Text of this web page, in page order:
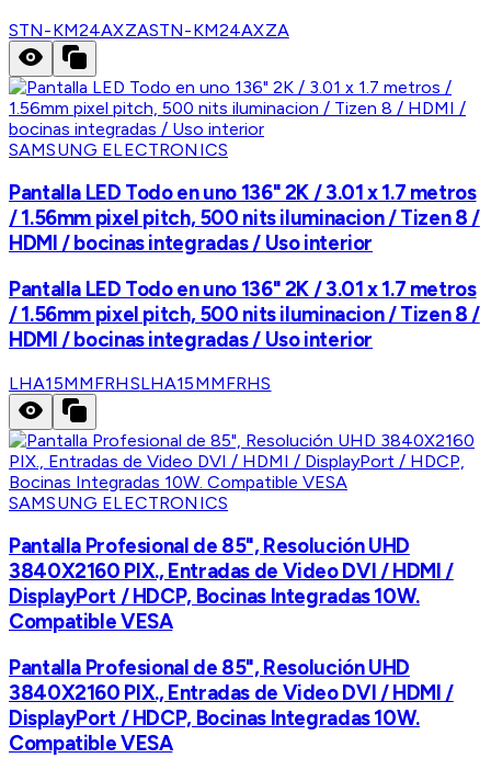
STN-KM24AXZASTN-KM24AXZA
SAMSUNG ELECTRONICS
Pantalla LED Todo en uno 136" 2K / 3.01 x 1.7 metros
/ 1.56mm pixel pitch, 500 nits iluminacion / Tizen 8 /
HDMI / bocinas integradas / Uso interior
Pantalla LED Todo en uno 136" 2K / 3.01 x 1.7 metros
/ 1.56mm pixel pitch, 500 nits iluminacion / Tizen 8 /
HDMI / bocinas integradas / Uso interior
LHA15MMFRHSLHA15MMFRHS
SAMSUNG ELECTRONICS
Pantalla Profesional de 85", Resolución UHD
3840X2160 PIX., Entradas de Video DVI / HDMI /
DisplayPort / HDCP, Bocinas Integradas 10W.
Compatible VESA
Pantalla Profesional de 85", Resolución UHD
3840X2160 PIX., Entradas de Video DVI / HDMI /
DisplayPort / HDCP, Bocinas Integradas 10W.
Compatible VESA